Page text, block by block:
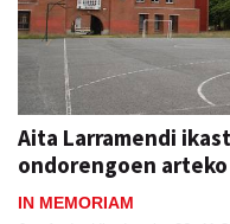
Aita Larramendi
ondorengoen
IN MEMORIAM